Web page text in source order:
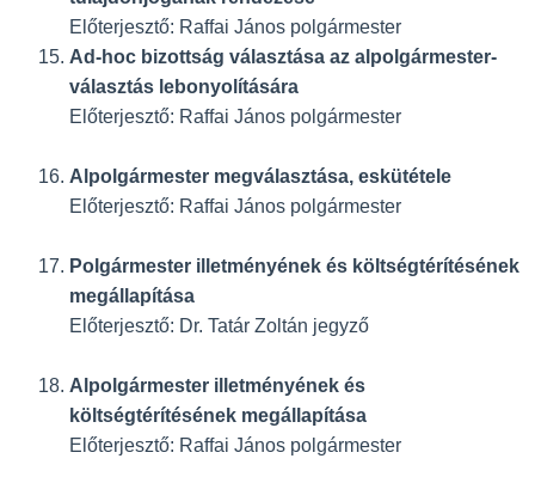
Előterjesztő: Raffai János polgármester
Ad-hoc bizottság választása az alpolgármester-
választás lebonyolítására
Előterjesztő: Raffai János polgármester
Alpolgármester megválasztása, eskütétele
Előterjesztő: Raffai János polgármester
Polgármester illetményének és költségtérítésének
megállapítása
Előterjesztő: Dr. Tatár Zoltán jegyző
Alpolgármester illetményének és
költségtérítésének megállapítása
Előterjesztő: Raffai János polgármester